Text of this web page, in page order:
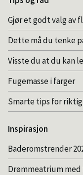
Gjør et godt valg av
Dette må du tenke
Visste du at du kan
Fugemasse i farger
Smarte tips for riktig
Inspirasjon
Baderomstrender
Drømmeatrium